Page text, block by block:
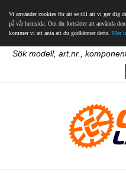
Vi använder cookies för att se till att vi ger dig
på vår hemsida. Om du fortsätter att använda
kommer vi att anta att du godkänner detta. Mer